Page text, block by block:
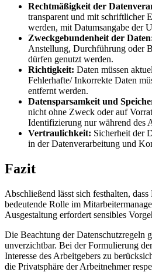
Rechtmäßigkeit der
transparent und mit schriftlicher
werden, mit Datumsangabe der
Zweckgebundenheit der
Anstellung, Durchführung oder
dürfen genutzt werden.
Richtigkeit: Daten müssen
Fehlerhafte/Inkorrekte Daten
entfernt werden.
Datensparsamkeit und
nicht ohne Zweck oder auf
Identifizierung nur während des
Vertraulichkeit: Sicherheit der
in der Datenverarbeitung und
Fazit
Abschließend lässt sich festhalten,
bedeutende Rolle im
Ausgestaltung erfordert sensibles
Die Beachtung der Datenschutzregeln
unverzichtbar. Bei der Formulierung
Interesse des Arbeitgebers zu
die Privatsphäre der Arbeitnehmer